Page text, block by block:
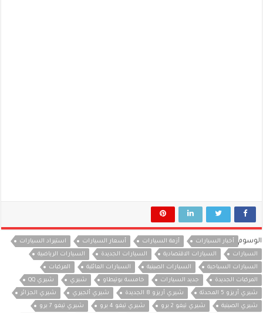
الوسوم أخبار السيارات أزمة السيارات أسعار السيارات
استيراد السيارات
السيارات
السيارات الاقتصادية السيارات الجديدة
السيارات الرياضية
السيارات السياحية
السيارات الصينية السيارات العائلية
المركبات
المركبات الجديدة
جديد السيارات خامسة بوتيطاو شيري
شيري QQ
شيري أريزو 5 المحدثة
شيري أريزو 8 الجديدة شيري ألجيري
شيري الجزائر
شيري الصينية
شيري تيغو 2 برو شيري تيغو 4 برو
شيري تيغو 7 برو